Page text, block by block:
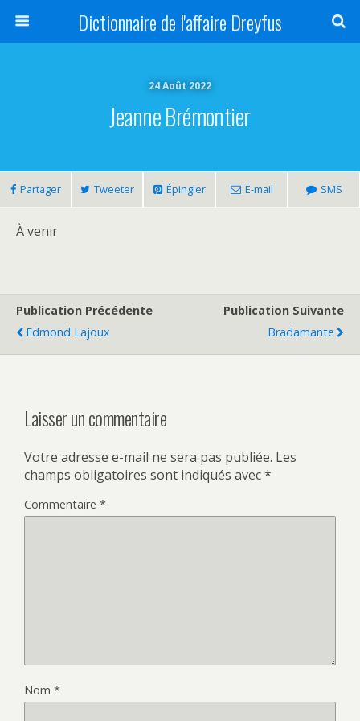
Dictionnaire de l'affaire Dreyfus
24 Août 2022
Jeanne Brémontier
Partager Tweeter Épingler E-mail SMS
À venir
Publication Précédente
Edmond Lajoux
Publication Suivante
Bradamante
Laisser un commentaire
Votre adresse e-mail ne sera pas publiée. Les
champs obligatoires sont indiqués avec*
Commentaire *
Nom *